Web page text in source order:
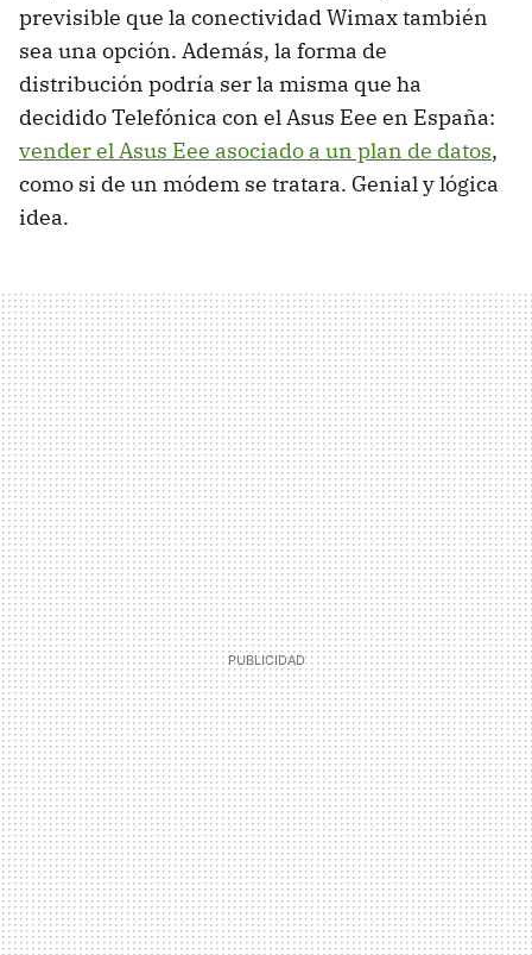
previsible que la conectividad Wimax también
sea una opción. Además, la forma de
distribución podría ser la misma que ha
decidido Telefónica con el Asus Eee en España:
vender el Asus Eee asociado a un plan de datos,
como si de un módem se tratara. Genial y lógica
idea.